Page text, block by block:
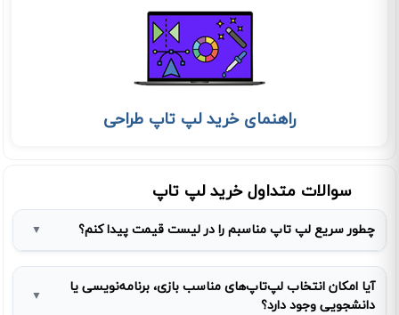
راهنمای خرید لپ تاپ طراحی
سوالات متداول خرید لپ تاپ
چطور سریع لپ تاپ مناسبم را در لیست قیمت پیدا کنم؟ ▼
آیا امکان انتخاب لپ‌تاپ‌های مناسب بازی، برنامه‌نویسی یا
دانشجویی وجود دارد؟
▼